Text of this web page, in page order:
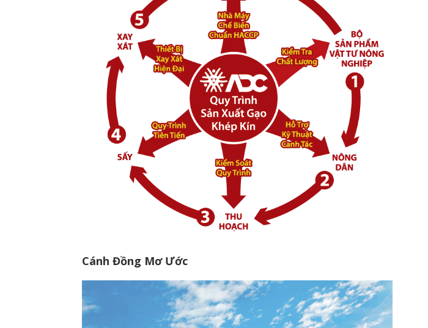
Cánh Đồng Mơ Ước